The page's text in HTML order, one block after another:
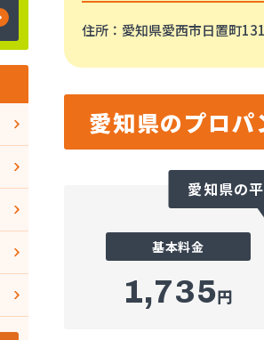
住所 ：愛知県愛西市日置町
愛知県のプロパ
愛知県の
基本料金
1,735円